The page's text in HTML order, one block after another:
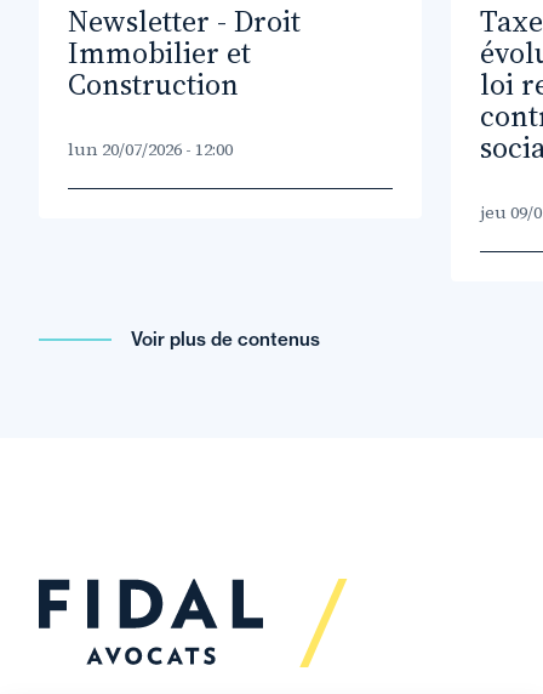
Newsletter - Droit
Immobilier et
Construction
lun 20/07/2026 - 12:00
loi
jeu 09/
Voir plus de contenus